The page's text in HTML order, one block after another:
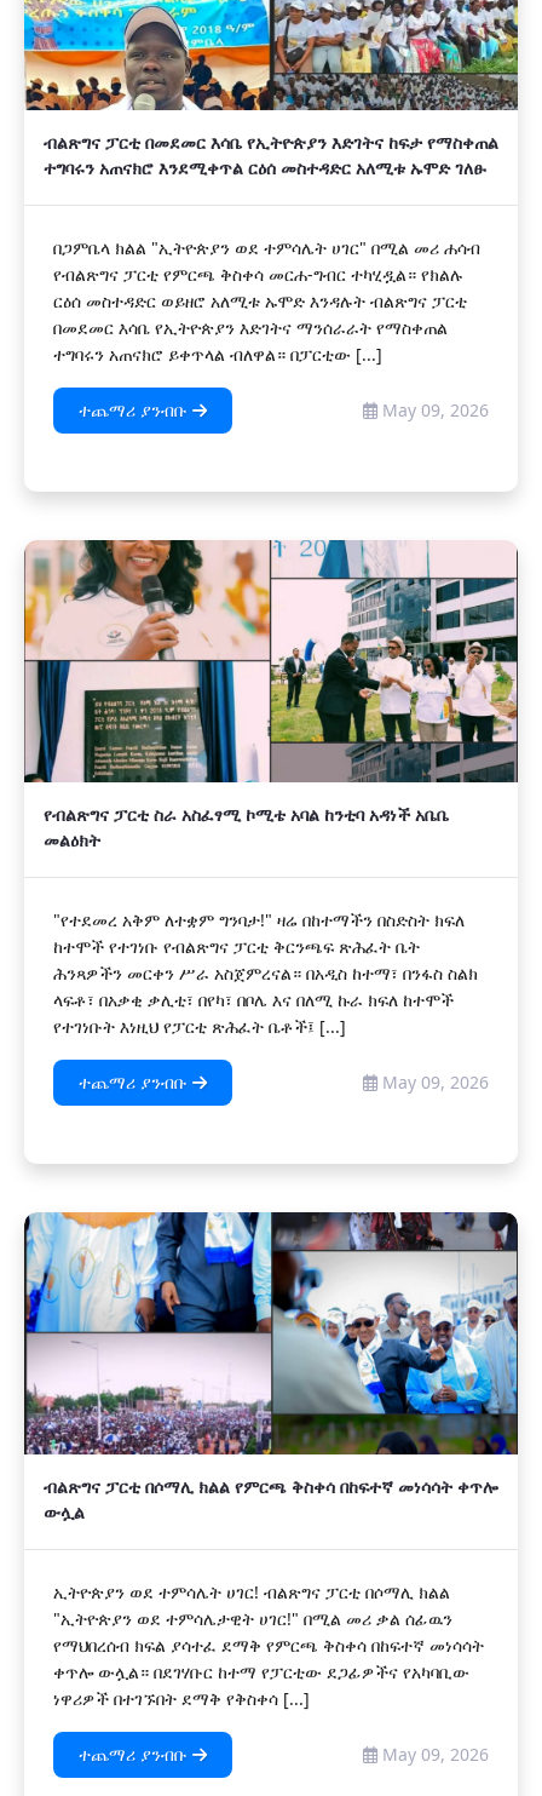
ብልጽግና ፓርቲ በመደመር እሳቤ የኢትዮጵያን እድገትና ከፍታ የማስቀጠል
ተግባሩን አጠናክሮ እንደሚቀጥል ርዕሰ መስተዳድር አለሚቱ ኡሞድ ገለፁ
በጋምቤላ ክልል "ኢትዮጵያን ወደ ተምሳሌት ሀገር" በሚል መሪ ሐሳብ
የብልጽግና ፓርቲ የምርጫ ቅስቀሳ መርሐ-ግብር ተካሂዷል። የክልሉ
ርዕሰ መስተዳድር ወይዘሮ አለሚቱ ኡሞድ እንዳሉት ብልጽግና ፓርቲ
በመደመር እሳቤ የኢትዮጵያን እድገትና ማንሰራራት የማስቀጠል
ተግባሩን አጠናክሮ ይቀጥላል ብለዋል። በፓርቲው [...]
ተጨማሪ ያንብቡ May 09, 2026
የብልጽግና ፓርቲ ስራ አስፈፃሚ ኮሚቴ አባል ከንቲባ አዳነች አቤቤ
መልዕክት
"የተደመረ አቅም ለተቋም ግንባታ!" ዛሬ በከተማችን በስድስት ክፍለ
ከተሞች የተገነቡ የብልጽግና ፓርቲ ቅርንጫፍ ጽሕፈት ቤት
ሕንጻዎችን መርቀን ሥራ አስጀምረናል። በአዲስ ከተማ፣ በንፋስ ስልክ
ላፍቶ፣ በአቃቂ ቃሊቲ፣ በየካ፣ በቦሌ እና በለሚ ኩራ ክፍለ ከተሞች
የተገነቡት እነዚህ የፓርቲ ጽሕፈት ቤቶች፤ [...]
ተጨማሪ ያንብቡ May 09, 2026
ብልጽግና ፓርቲ በሶማሊ ክልል የምርጫ ቅስቀሳ በከፍተኛ መነሳሳት ቀጥሎ
ውሏል
ኢትዮጵያን ወደ ተምሳሌት ሀገር! ብልጽግና ፓርቲ በሶማሊ ክልል
"ኢትዮጵያን ወደ ተምሳሌታዊት ሀገር!" በሚል መሪ ቃል ሰፊዉን
የማህበረሰብ ክፍል ያሳተፈ ደማቅ የምርጫ ቅስቀሳ በከፍተኛ መነሳሳት
ቀጥሎ ውሏል። በደገሃቡር ከተማ የፓርቲው ደጋፊዎችና የአካባቢው
ነዋሪዎች በተገኙበት ደማቅ የቅስቀሳ [...]
ተጨማሪ ያንብቡ May 09, 2026